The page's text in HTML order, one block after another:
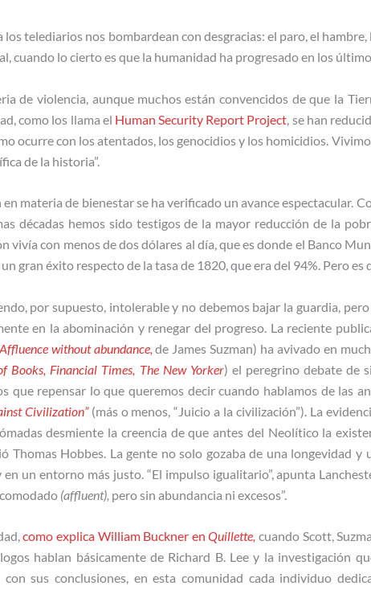
los telediarios nos bombardean con desgracias: el paro, el
cuando lo cierto es que la humanidad ha progresado en los
de violencia, aunque muchos están convencidos de que la
como los llama el Human Security Report Project , se han
ocurre con los atentados, los genocidios y los homicidios.
de la historia”.
en materia de bienestar se ha verificado un avance espectacular.
décadas hemos sido testigos de la mayor reducción de la
vivía con menos de dos dólares al día, que es donde el Banco
gran éxito respecto de la tasa de 1820, que era del 94%. Pero
por supuesto, intolerable y no debemos bajar la guardia,
en la abominación y renegar del progreso. La reciente
Affluence without abundance, de James Suzman) ha avivado en
Books, Financial Times, The New Yorker) el peregrino debate de
que repensar lo que queremos decir cuando hablamos de las
Civilization”(más o menos, “Juicio a la civilización”). La
desmiente la creencia de que antes del Neolítico la
Thomas Hobbes. La gente no solo gozaba de una longevidad
en un entorno más justo. “El impulso igualitario”, apunta
(affluent), pero sin abundancia ni excesos”.
como explica William Buckner enQuillette, cuando Scott,
hablan básicamente de Richard B. Lee y la investigación
con sus conclusiones, en esta comunidad cada individuo